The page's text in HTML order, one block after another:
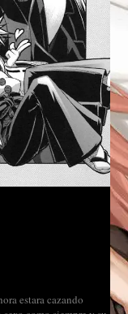
estara cazando